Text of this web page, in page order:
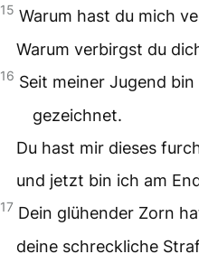
15 Warum hast du mich
Warum verbirgst du
16 Seit meiner Jugend
gezeichnet.
Du hast mir dieses
und jetzt bin ich am
17 Dein glühender Zorn
deine schreckliche